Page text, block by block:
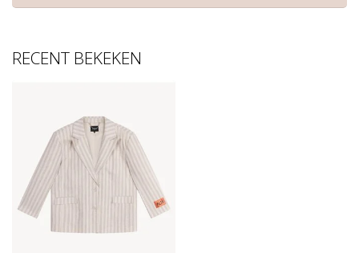
RECENT BEKEKEN